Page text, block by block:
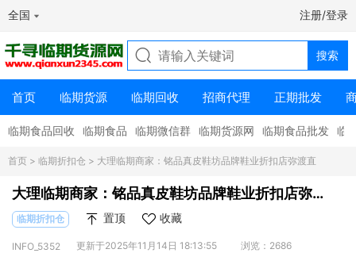
全国 注册/登录
首页 临期货源 临期回收 招商代理 正期批发
临期食品回收 临期食品 临期微信群 临期货源网 临期食品批发 临
首页 > 临期折扣仓 > 大理临期商家：铭品真皮鞋坊品牌鞋业折扣店弥渡直
大理临期商家：铭品真皮鞋坊品牌鞋业折扣店弥
渡直
临期折扣仓 置顶 收藏
INFO_5352 更新于2025年11月14日 18:13:55
浏览：2686